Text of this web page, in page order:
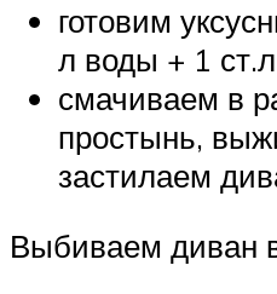
готовим
л воды + 1
смачиваем в
простынь,
застилаем
Выбиваем диван